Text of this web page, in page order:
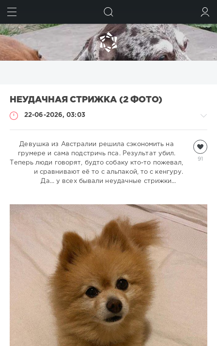
НЕУДАЧНАЯ СТРИЖКА (2 ФОТО)
22-06-2026, 03:03
Собаки
natalja
691
91
Девушка из Австралии решила сэкономить на
грумере и сама подстричь пса. Результат убил.
Теперь люди говорят, будто собаку кто-то пожевал,
и сравнивают её то с альпакой, то с кенгуру.
Да... у всех бывали неудачные стрижки...